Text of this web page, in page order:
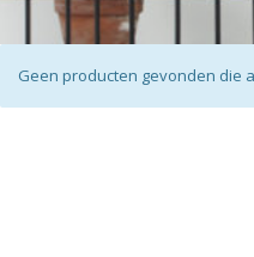
Geen producten gevonden die